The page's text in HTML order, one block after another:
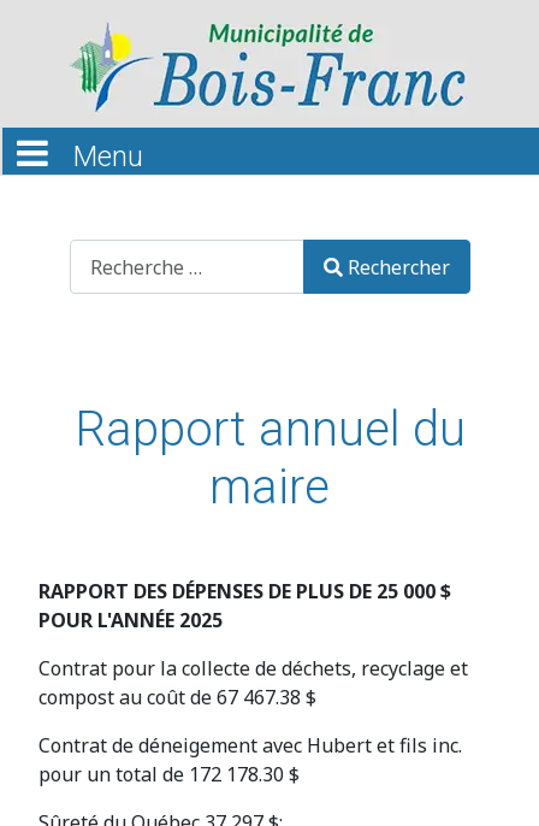
Recherche
Rechercher
Rapport annuel du
maire
RAPPORT DES DÉPENSES DE PLUS DE 25 000 $
POUR L'ANNÉE 2025
Contrat pour la collecte de déchets, recyclage et
compost au coût de 67 467.38 $
Contrat de déneigement avec Hubert et fils inc.
pour un total de 172 178.30 $